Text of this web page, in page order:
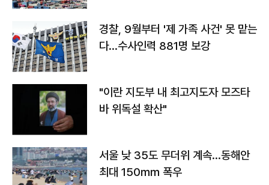
경찰, 9월부터 '제 가족 사건' 못 맡는
다…수사인력 881명 보강
"이란 지도부 내 최고지도자 모즈타
바 위독설 확산"
서울 낮 35도 무더위 계속…동해안
최대 150㎜ 폭우